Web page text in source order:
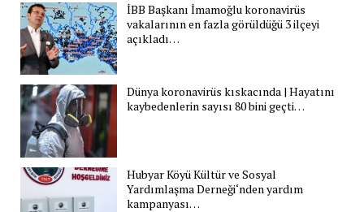
İBB Başkanı İmamoğlu koronavirüs
vakalarının en fazla görüldüğü 3 ilçeyi
açıkladı…
Dünya koronavirüs kıskacında | Hayatını
kaybedenlerin sayısı 80 bini geçti…
Hubyar Köyü Kültür ve Sosyal
Yardımlaşma Derneği‘nden yardım
kampanyası…